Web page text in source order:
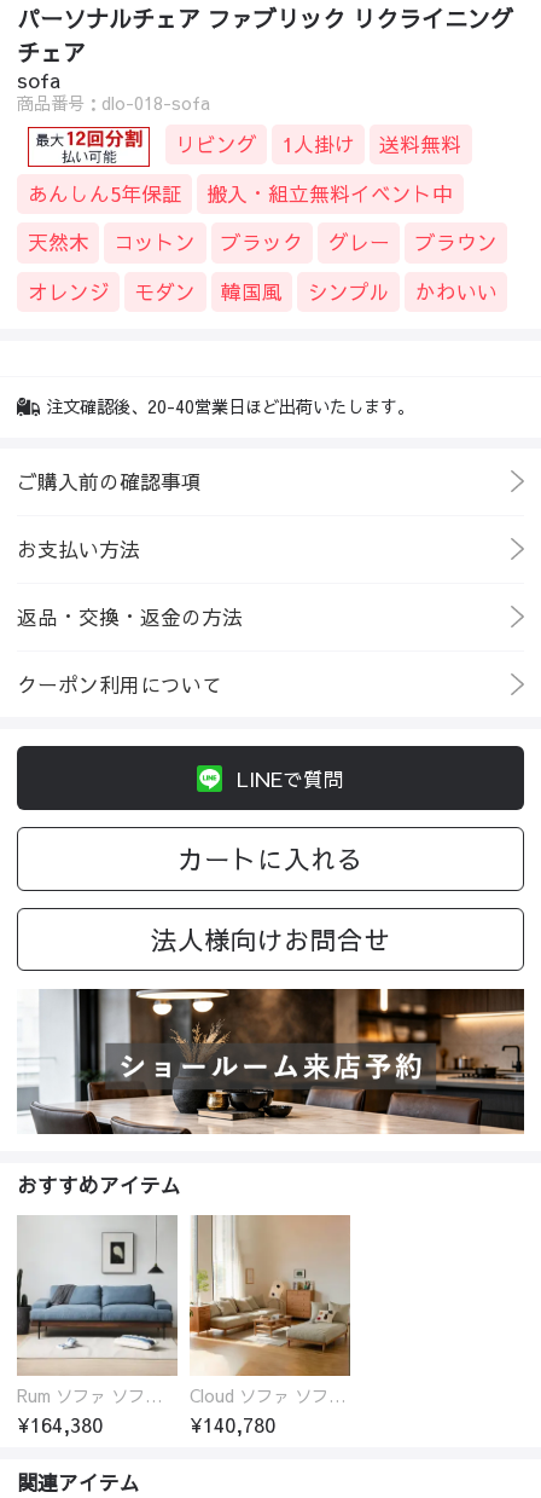
パーソナルチェア ファブリック リクライニング
チェア
sofa
商品番号：dlo-018-sofa
リビング 1人掛け
送料無料
あんしん5年保証
搬入・組立無料イベント中
天然木
コットン ブラック グレー
ブラウン
オレンジ
モダン 韓国風 シンプル かわいい
注文確認後、20-40営業日ほど出荷いたします。
ご購入前の確認事項
お支払い方法
返品・交換・返金の方法
クーポン利用について
LINEで質問
カートに入れる
法人様向けお問合せ
おすすめアイテム
Rum ソファ ソファー おしゃれ 1人掛け～4人掛け ウォールナットorオーク材フレーム 西海岸風 肘掛
¥164,380
Cloud ソファ ソファーおしゃれ 1人掛け～3人掛け チェリー材フレーム 木製 北欧 おしゃれ 5カラー 自由レイアウト
¥140,780
関連アイテム